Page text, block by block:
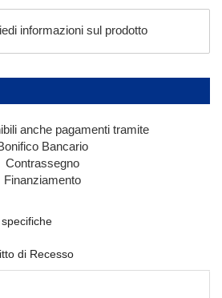
informazioni sul prodotto
anche pagamenti tramite
Bancario
Contrassegno
Finanziamento
di Recesso